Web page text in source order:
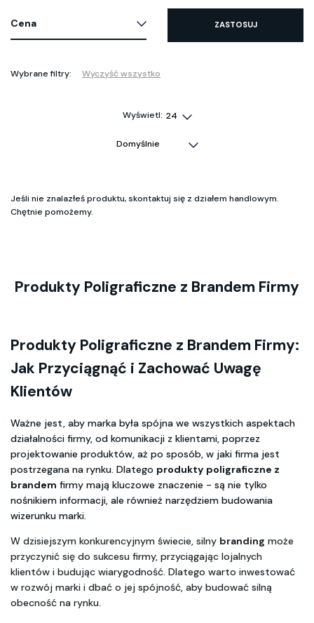
Cena ZASTOSUJ
Wybrane filtry: Wyczyść wszystko
Wyświetl:
Jeśli nie znalazłeś produktu, skontaktuj się z działem handlowym.
Chętnie pomożemy.
Produkty Poligraficzne z Brandem Firmy
Produkty Poligraficzne z Brandem Firmy:
Jak Przyciągnąć i Zachować Uwagę
Klientów
Ważne jest, aby marka była spójna we wszystkich aspektach
działalności firmy, od komunikacji z klientami, poprzez
projektowanie produktów, aż po sposób, w jaki firma jest
postrzegana na rynku. Dlatego produkty poligraficzne z
brandem firmy mają kluczowe znaczenie - są nie tylko
nośnikiem informacji, ale również narzędziem budowania
wizerunku marki.
W dzisiejszym konkurencyjnym świecie, silny branding może
przyczynić się do sukcesu firmy, przyciągając lojalnych
klientów i budując wiarygodność. Dlatego warto inwestować
w rozwój marki i dbać o jej spójność, aby budować silną
obecność na rynku.